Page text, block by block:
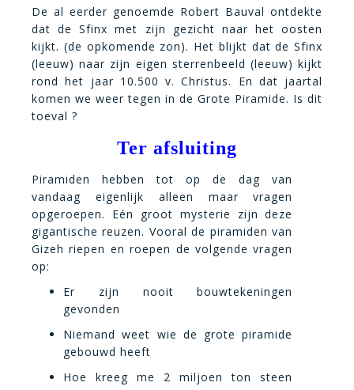
De al eerder genoemde Robert Bauval ontdekte
dat de Sfinx met zijn gezicht naar het oosten
kijkt. (de opkomende zon). Het blijkt dat de Sfinx
(leeuw) naar zijn eigen sterrenbeeld (leeuw) kijkt
rond het jaar 10.500 v. Christus. En dat jaartal
komen we weer tegen in de Grote Piramide. Is dit
toeval ?
Ter afsluiting
Piramiden hebben tot op de dag van
vandaag eigenlijk alleen maar vragen
opgeroepen. Eén groot mysterie zijn deze
gigantische reuzen. Vooral de piramiden van
Gizeh riepen en roepen de volgende vragen
op:
Er zijn nooit bouwtekeningen
gevonden
Niemand weet wie de grote piramide
gebouwd heeft
Hoe kreeg me 2 miljoen ton steen